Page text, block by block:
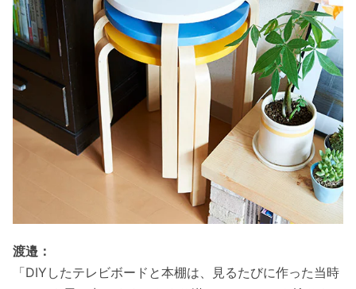
渡邉：
「DIY したテレビボードと本棚は、見るたびに作った当時